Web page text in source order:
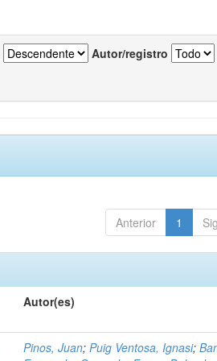
Autor/registro
Anterior 1
Autor(es)
Pinos, Juan;Puig Ventosa, Ignasi;